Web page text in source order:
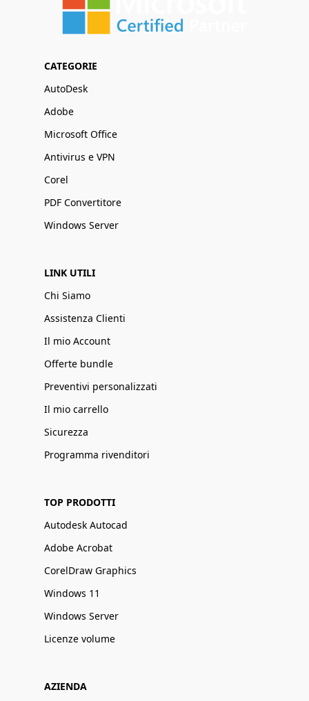
CATEGORIE
AutoDesk
Adobe
Microsoft Office
Antivirus e VPN
Corel
PDF Convertitore
Windows Server
LINK UTILI
Chi Siamo
Assistenza Clienti
Il mio Account
Offerte bundle
Preventivi personalizzati
Il mio carrello
Sicurezza
Programma rivenditori
TOP PRODOTTI
Autodesk Autocad
Adobe Acrobat
CorelDraw Graphics
Windows 11
Windows Server
Licenze volume
AZIENDA